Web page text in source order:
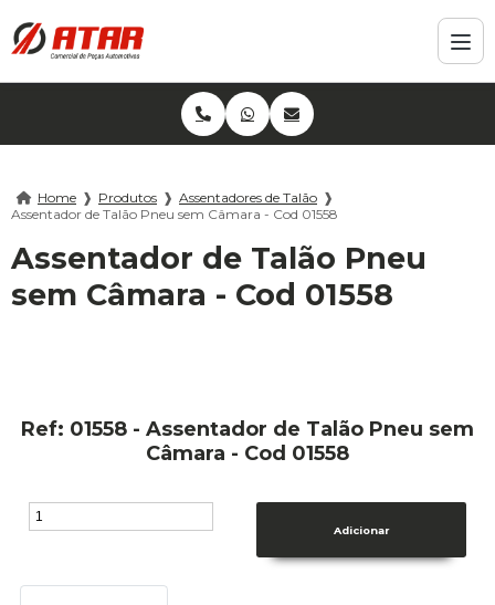
Home ❱ Produtos ❱ Assentadores de Talão ❱
Assentador de Talão Pneu sem Câmara - Cod 01558
Assentador de Talão Pneu
sem Câmara - Cod 01558
Ref: 01558 - Assentador de Talão Pneu sem
Câmara - Cod 01558